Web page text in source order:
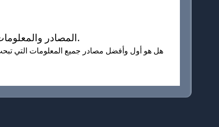
pastampedconcrete.com -&nbspهذا الموقع الالكتروني للبيع! -&nbsppastampedconcrete المصادر والمعلومات.